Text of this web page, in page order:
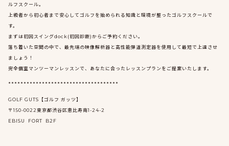
ルフスクール。
上級者から初心者まで安心してゴルフを始められる知識と環境が整ったゴルフスクールで
す。
まずは初回スイングdock(初回診断)からご予約ください。
落ち着いた空間の中で、最先端の映像解析器と高性能弾道測定器を使用して最短で上達させ
ましょう！
完全個室マンツーマンレッスンで、あなたに合ったレッスンプランをご提案いたします。
************************************
GOLF GUTS【ゴルフ ガッツ】
〒150-0022東京都渋谷区恵比寿南1-24-2
EBISU FORT B2F